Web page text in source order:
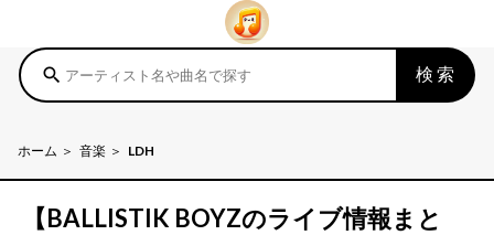
search 検索
ホーム 音楽 LDH
【BALLISTIK BOYZのライブ情報まと